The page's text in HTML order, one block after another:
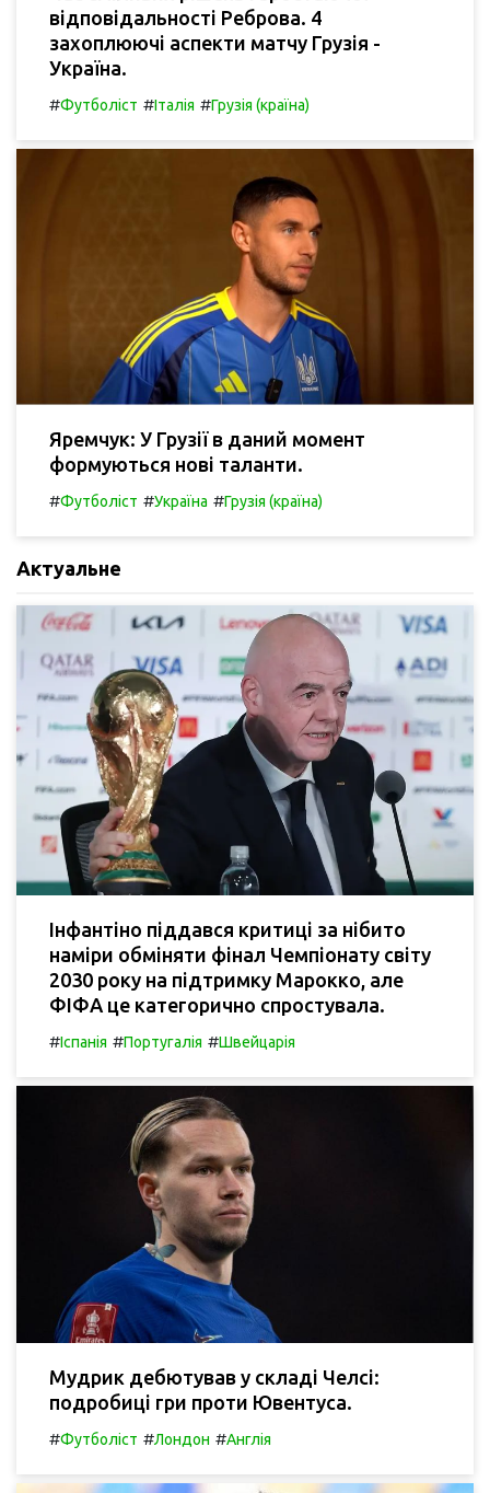
відповідальності Реброва. 4
захоплюючі аспекти матчу Грузія -
Україна.
#Футболіст #Італія #Грузія (країна)
Яремчук: У Грузії в даний момент
формуються нові таланти.
#Футболіст #Україна #Грузія (країна)
Актуальне
Інфантіно піддався критиці за нібито
наміри обміняти фінал Чемпіонату світу
2030 року на підтримку Марокко, але
ФІФА це категорично спростувала.
#Іспанія #Португалія #Швейцарія
Мудрик дебютував у складі Челсі:
подробиці гри проти Ювентуса.
#Футболіст #Лондон #Англія